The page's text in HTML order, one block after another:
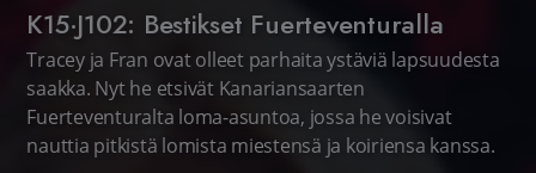
K15·J102: Bestikset Fuerteventuralla
Tracey ja Fran ovat olleet parhaita ystäviä lapsuudesta
saakka. Nyt he etsivät Kanariansaarten
Fuerteventuralta loma-asuntoa, jossa he voisivat
nauttia pitkistä lomista miestensä ja koiriensa kanssa.